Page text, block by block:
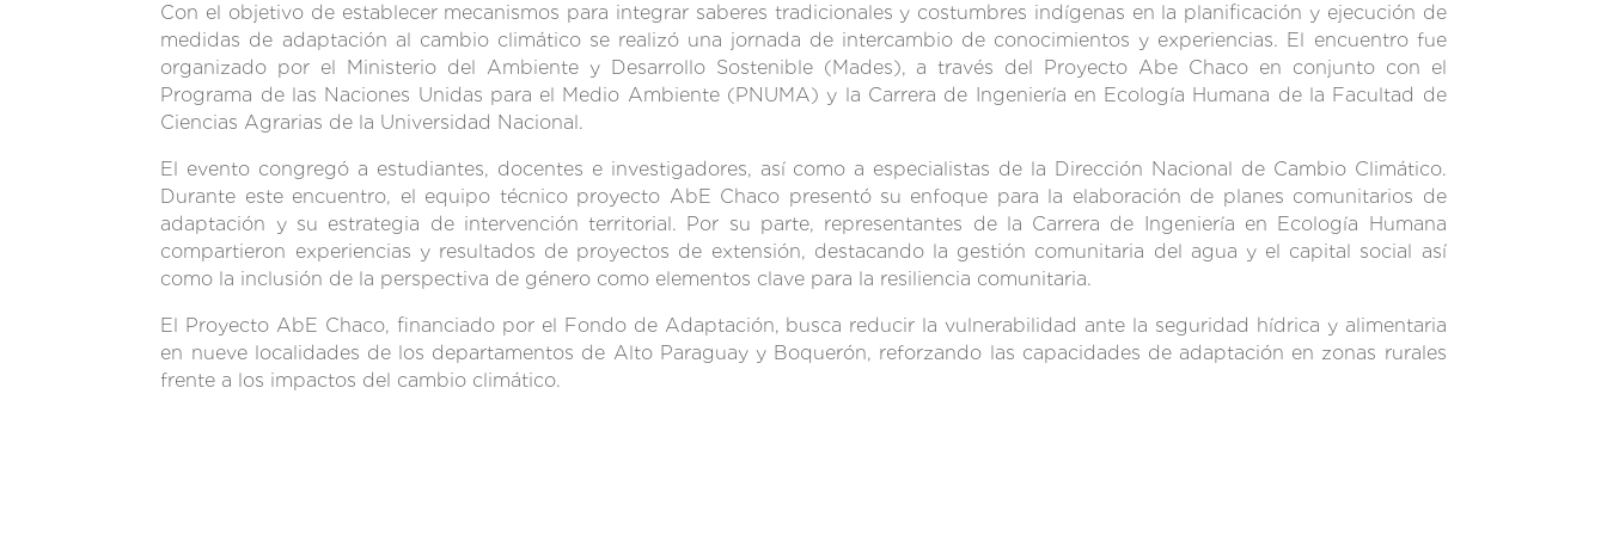
Con el objetivo de establecer mecanismos para integrar saberes tradicionales y costumbres indígenas en la planificación y ejecución de
medidas de adaptación al cambio climático se realizó una jornada de intercambio de conocimientos y experiencias. El encuentro fue
organizado por el Ministerio del Ambiente y Desarrollo Sostenible (Mades), a través del Proyecto Abe Chaco en conjunto con el
Programa de las Naciones Unidas para el Medio Ambiente (PNUMA) y la Carrera de Ingeniería en Ecología Humana de la Facultad de
Ciencias Agrarias de la Universidad Nacional.
El evento congregó a estudiantes, docentes e investigadores, así como a especialistas de la Dirección Nacional de Cambio Climático.
Durante este encuentro, el equipo técnico proyecto AbE Chaco presentó su enfoque para la elaboración de planes comunitarios de
adaptación y su estrategia de intervención territorial. Por su parte, representantes de la Carrera de Ingeniería en Ecología Humana
compartieron experiencias y resultados de proyectos de extensión, destacando la gestión comunitaria del agua y el capital social así
como la inclusión de la perspectiva de género como elementos clave para la resiliencia comunitaria.
El Proyecto AbE Chaco, financiado por el Fondo de Adaptación, busca reducir la vulnerabilidad ante la seguridad hídrica y alimentaria
en nueve localidades de los departamentos de Alto Paraguay y Boquerón, reforzando las capacidades de adaptación en zonas rurales
frente a los impactos del cambio climático.